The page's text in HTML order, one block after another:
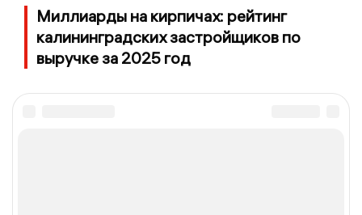
Миллиарды на кирпичах: рейтинг
калининградских застройщиков по
выручке за 2025 год